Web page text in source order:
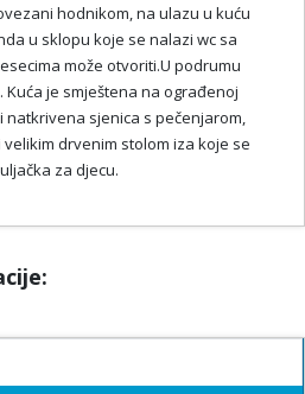
hodnikom, na ulazu u kuću
u sklopu koje se nalazi wc sa
može otvoriti.U podrumu
je smještena na ograđenoj
natkrivena sjenica s pečenjarom,
drvenim stolom iza koje se
za djecu.